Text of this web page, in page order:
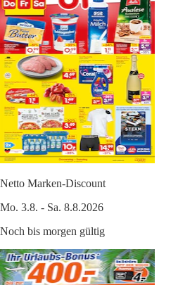
Netto Marken-Discount
Mo. 3.8. - Sa. 8.8.2026
Noch bis morgen gültig